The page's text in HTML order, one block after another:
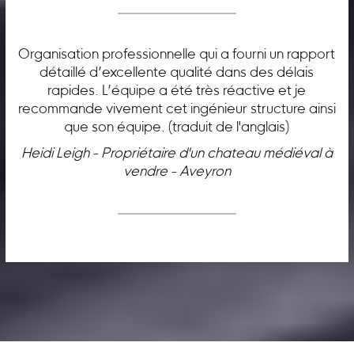
Organisation professionnelle qui a fourni un rapport
détaillé d’excellente qualité dans des délais
rapides. L’équipe a été très réactive et je
recommande vivement cet ingénieur structure ainsi
que son équipe. (traduit de l'anglais)
Heidi Leigh - Propriétaire d'un chateau médiéval à
vendre - Aveyron